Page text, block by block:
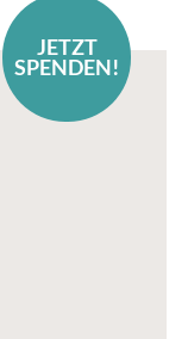
JETZT
SPENDEN!